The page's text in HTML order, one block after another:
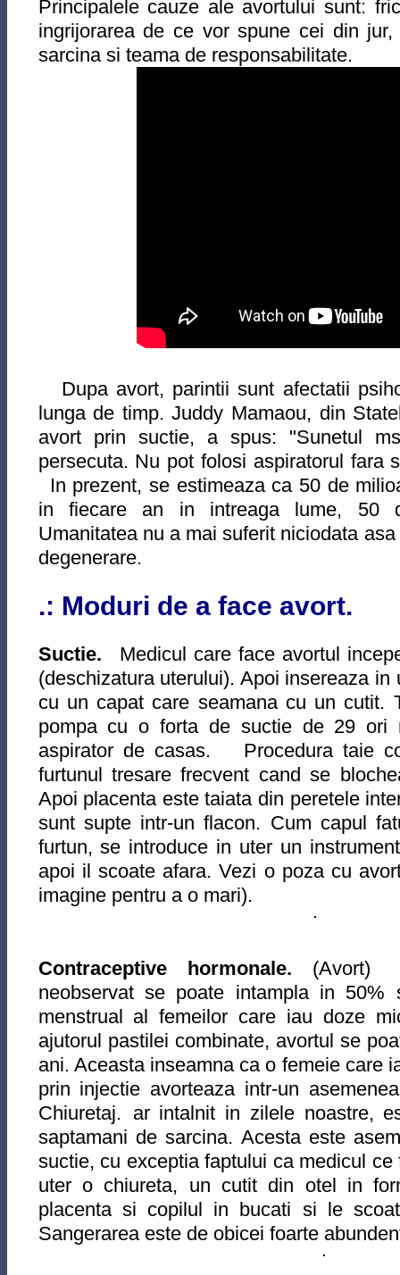
Principalele cauze ale avortului sunt:
ingrijorarea de ce vor spune cei din
sarcina si teama de responsabilitate.
Dupa avort, parintii sunt afectatii
lunga de timp. Juddy Mamaou, din
avort prin suctie, a spus: "Sunetul
persecuta. Nu pot folosi aspiratorul fara
In prezent, se estimeaza ca 50 de
in fiecare an in intreaga lume, 50
Umanitatea nu a mai suferit niciodata
degenerare.
.: Moduri de a face avort.
Suctie. Medicul care face avortul
(deschizatura uterului). Apoi insereaza
cu un capat care seamana cu un cutit.
pompa cu o forta de suctie de 29 ori
aspirator de casas. Procedura taie
furtunul tresare frecvent cand se
Apoi placenta este taiata din peretele
sunt supte intr-un flacon. Cum capul
furtun, se introduce in uter un
apoi il scoate afara. Vezi o poza cu
imagine pentru a o mari).
Contraceptive hormonale. (Avort)
neobservat se poate intampla in
menstrual al femeilor care iau doze
ajutorul pastilei combinate, avortul se
ani. Aceasta inseamna ca o femeie care
prin injectie avorteaza intr-un
Chiuretaj. ar intalnit in zilele noastre,
saptamani de sarcina. Acesta este
suctie, cu exceptia faptului ca medicul
uter o chiureta, un cutit din otel in
placenta si copilul in bucati si le
Sangerarea este de obicei foarte